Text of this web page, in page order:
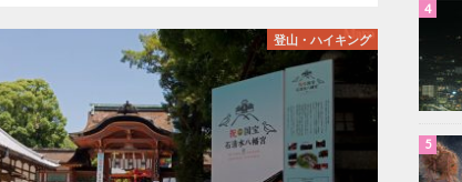
登山・ハイキング